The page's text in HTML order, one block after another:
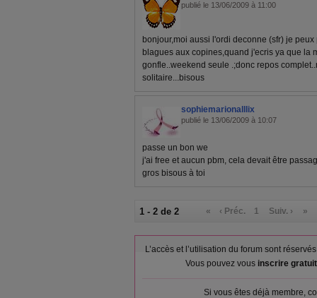
publié le 13/06/2009 à 11:00
bonjour,moi aussi l'ordi deconne (sfr) je
blagues aux copines,quand j'ecris ya que la
gonfle..weekend seule .;donc repos
solitaire...bisous
sophiemarionalllix
publié le 13/06/2009 à 10:07
passe un bon we
j'ai free et aucun pbm, cela devait être
gros bisous à toi
1 - 2 de 2 « ‹ Préc. 1 Suiv. › »
L’accès et l’utilisation du forum sont
Vous pouvez vous inscrire
Si vous êtes déjà membre,